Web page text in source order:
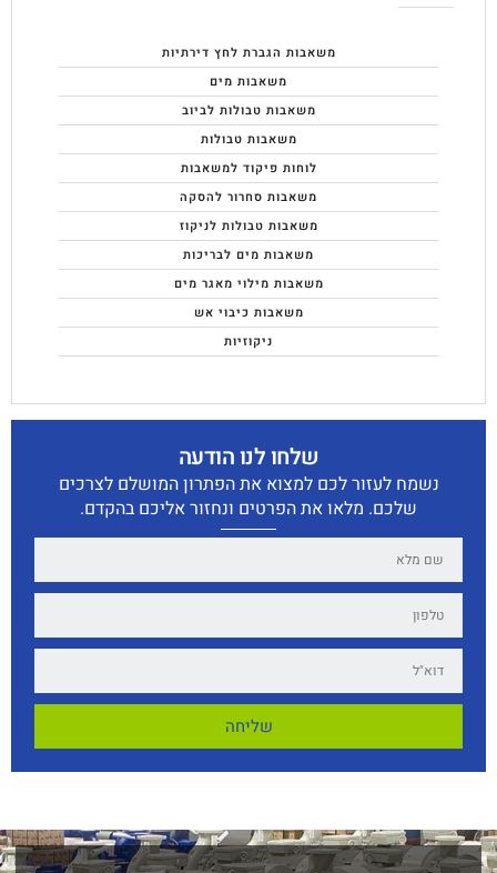
משאבות הגברת לחץ דירתיות
משאבות מים
משאבות טבולות לביוב
משאבות טבולות
לוחות פיקוד למשאבות
משאבות סחרור להסקה
משאבות טבולות לניקוז
משאבות מים לבריכות
משאבות מילוי מאגר מים
משאבות כיבוי אש
ניקוזיות
שלחו לנו הודעה
נשמח לעזור לכם למצוא את הפתרון המושלם לצרכים
שלכם. מלאו את הפרטים ונחזור אליכם בהקדם.
שליחה